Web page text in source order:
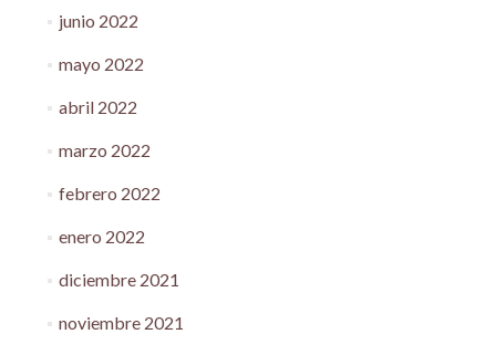
junio 2022
mayo 2022
abril 2022
marzo 2022
febrero 2022
enero 2022
diciembre 2021
noviembre 2021